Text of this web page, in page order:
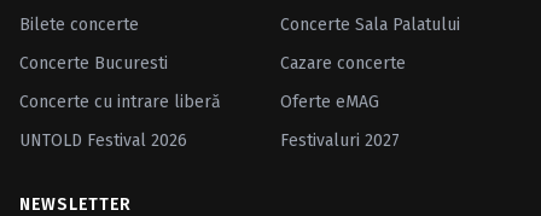
Bilete concerte
Concerte Sala Palatului
Concerte Bucuresti
Cazare concerte
Concerte cu intrare liberă
Oferte eMAG
UNTOLD Festival 2026
Festivaluri 2027
NEWSLETTER